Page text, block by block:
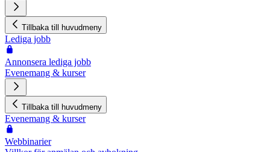
Tillbaka till huvudmeny
Lediga jobb
Annonsera lediga jobb
Evenemang & kurser
Tillbaka till huvudmeny
Evenemang & kurser
Webbinarier